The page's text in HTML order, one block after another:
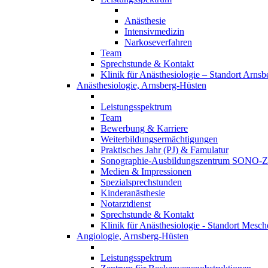
Anästhesie
Intensivmedizin
Narkoseverfahren
Team
Sprechstunde & Kontakt
Klinik für Anästhesiologie – Standort
Anästhesiologie, Arnsberg-Hüsten
Leistungsspektrum
Team
Bewerbung & Karriere
Weiterbildungsermächtigungen
Praktisches Jahr (PJ) & Famulatur
Sonographie-Ausbildungszentrum SONO-
Medien & Impressionen
Spezialsprechstunden
Kinderanästhesie
Notarztdienst
Sprechstunde & Kontakt
Klinik für Anästhesiologie - Standort
Angiologie, Arnsberg-Hüsten
Leistungsspektrum